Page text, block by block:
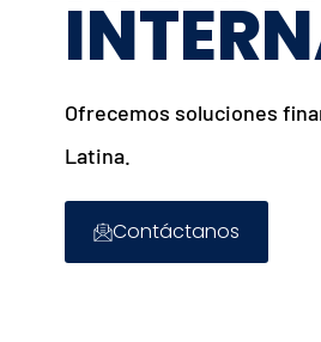
Ofrecemos soluciones
Latina.
Contáctanos